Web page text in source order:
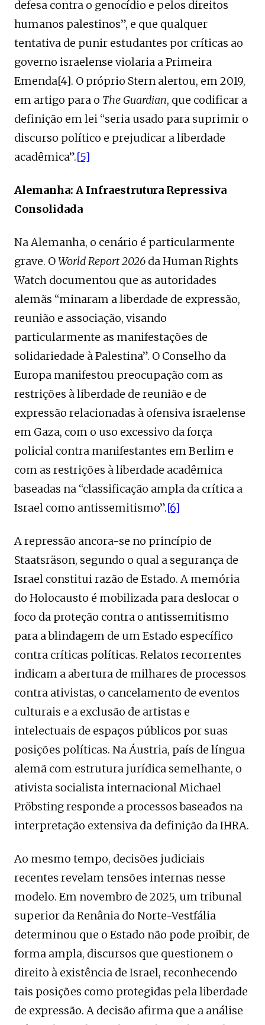
defesa contra o genocídio e pelos direitos
humanos palestinos”, e que qualquer
tentativa de punir estudantes por críticas ao
governo israelense violaria a Primeira
Emenda[4]. O próprio Stern alertou, em 2019,
em artigo para o The Guardian, que codificar a
definição em lei “seria usado para suprimir o
discurso político e prejudicar a liberdade
acadêmica”.[5]
Alemanha: A Infraestrutura Repressiva
Consolidada
Na Alemanha, o cenário é particularmente
grave. OWorld Report 2026 da Human Rights
Watch documentou que as autoridades
alemãs “minaram a liberdade de expressão,
reunião e associação, visando
particularmente as manifestações de
solidariedade à Palestina”. O Conselho da
Europa manifestou preocupação com as
restrições à liberdade de reunião e de
expressão relacionadas à ofensiva israelense
em Gaza, com o uso excessivo da força
policial contra manifestantes em Berlim e
com as restrições à liberdade acadêmica
baseadas na “classificação ampla da crítica a
Israel como antissemitismo”.[6]
A repressão ancora-se no princípio de
Staatsräson, segundo o qual a segurança de
Israel constitui razão de Estado. A memória
do Holocausto é mobilizada para deslocar o
foco da proteção contra o antissemitismo
para a blindagem de um Estado específico
contra críticas políticas. Relatos recorrentes
indicam a abertura de milhares de processos
contra ativistas, o cancelamento de eventos
culturais e a exclusão de artistas e
intelectuais de espaços públicos por suas
posições políticas. Na Áustria, país de língua
alemã com estrutura jurídica semelhante, o
ativista socialista internacional Michael
Pröbsting responde a processos baseados na
interpretação extensiva da definição da IHRA.
Ao mesmo tempo, decisões judiciais
recentes revelam tensões internas nesse
modelo. Em novembro de 2025, um tribunal
superior da Renânia do Norte-Vestfália
determinou que o Estado não pode proibir, de
forma ampla, discursos que questionem o
direito à existência de Israel, reconhecendo
tais posições como protegidas pela liberdade
de expressão. A decisão afirma que a análise